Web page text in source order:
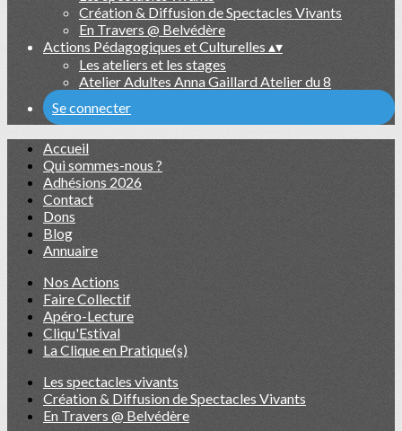
Création & Diffusion de Spectacles Vivants
En Travers @ Belvédère
Actions Pédagogiques et Culturelles ▴▾
Les ateliers et les stages
Atelier Adultes Anna Gaillard Atelier du 8
Se connecter
Accueil
Qui sommes-nous ?
Adhésions 2026
Contact
Dons
Blog
Annuaire
Nos Actions
Faire Collectif
Apéro-Lecture
Cliqu'Estival
La Clique en Pratique(s)
Les spectacles vivants
Création & Diffusion de Spectacles Vivants
En Travers @ Belvédère